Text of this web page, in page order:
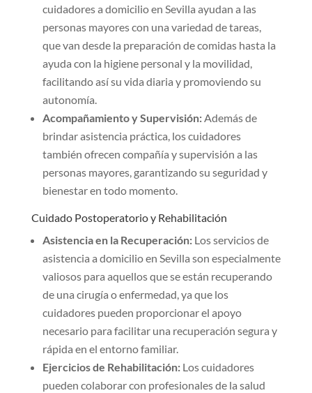
cuidadores a domicilio en Sevilla ayudan a las
personas mayores con una variedad de tareas,
que van desde la preparación de comidas hasta la
ayuda con la higiene personal y la movilidad,
facilitando así su vida diaria y promoviendo su
autonomía.
Acompañamiento y Supervisión:Además de
brindar asistencia práctica, los cuidadores
también ofrecen compañía y supervisión a las
personas mayores, garantizando su seguridad y
bienestar en todo momento.
Cuidado Postoperatorio y Rehabilitación
Asistencia en la Recuperación:Los servicios de
asistencia a domicilio en Sevilla son especialmente
valiosos para aquellos que se están recuperando
de una cirugía o enfermedad, ya que los
cuidadores pueden proporcionar el apoyo
necesario para facilitar una recuperación segura y
rápida en el entorno familiar.
Ejercicios de Rehabilitación:Los cuidadores
pueden colaborar con profesionales de la salud